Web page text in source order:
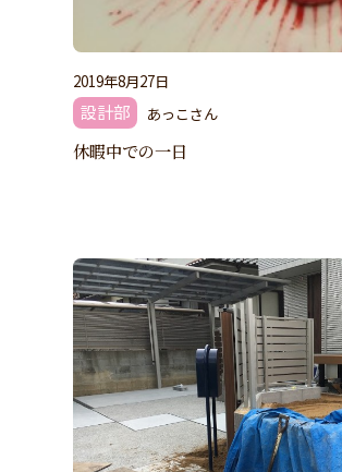
2019年8月27日
設計部 あっこさん
休暇中での一日